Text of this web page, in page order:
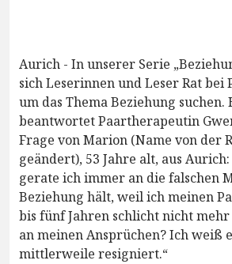
Aurich - In unserer Serie
sich Leserinnen und Leser Rat
um das Thema Beziehung suchen.
beantwortet Paartherapeutin
Frage von Marion (Name von der
geändert), 53 Jahre alt, aus
gerate ich immer an die falschen
Beziehung hält, weil ich meinen
bis fünf Jahren schlicht nicht
an meinen Ansprüchen? Ich weiß
mittlerweile resigniert.“